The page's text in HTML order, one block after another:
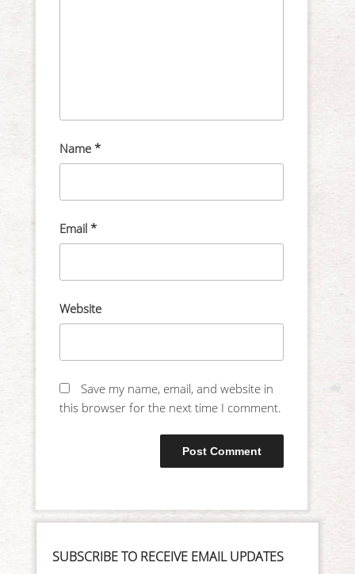
Name *
Email *
Website
Save my name, email, and website in
this browser for the next time I comment.
SUBSCRIBE TO RECEIVE EMAIL UPDATES